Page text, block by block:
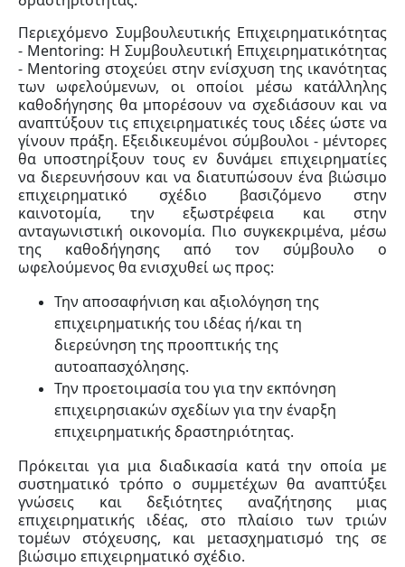
Περιεχόμενο Συμβουλευτικής Επιχειρηματικότητας
- Mentoring: Η Συμβουλευτική Επιχειρηματικότητας
- Mentoring στοχεύει στην ενίσχυση της ικανότητας
των ωφελούμενων, οι οποίοι μέσω κατάλληλης
καθοδήγησης θα μπορέσουν να σχεδιάσουν και να
αναπτύξουν τις επιχειρηματικές τους ιδέες ώστε να
γίνουν πράξη. Εξειδικευμένοι σύμβουλοι - μέντορες
θα υποστηρίξουν τους εν δυνάμει επιχειρηματίες
να διερευνήσουν και να διατυπώσουν ένα βιώσιμο
επιχειρηματικό σχέδιο βασιζόμενο στην
καινοτομία, την εξωστρέφεια και στην
ανταγωνιστική οικονομία. Πιο συγκεκριμένα, μέσω
της καθοδήγησης από τον σύμβουλο ο
ωφελούμενος θα ενισχυθεί ως προς:
Την αποσαφήνιση και αξιολόγηση της
επιχειρηματικής του ιδέας ή/και τη
διερεύνηση της προοπτικής της
αυτοαπασχόλησης.
Την προετοιμασία του για την εκπόνηση
επιχειρησιακών σχεδίων για την έναρξη
επιχειρηματικής δραστηριότητας.
Πρόκειται για μια διαδικασία κατά την οποία με
συστηματικό τρόπο ο συμμετέχων θα αναπτύξει
γνώσεις και δεξιότητες αναζήτησης μιας
επιχειρηματικής ιδέας, στο πλαίσιο των τριών
τομέων στόχευσης, και μετασχηματισμό της σε
βιώσιμο επιχειρηματικό σχέδιο.